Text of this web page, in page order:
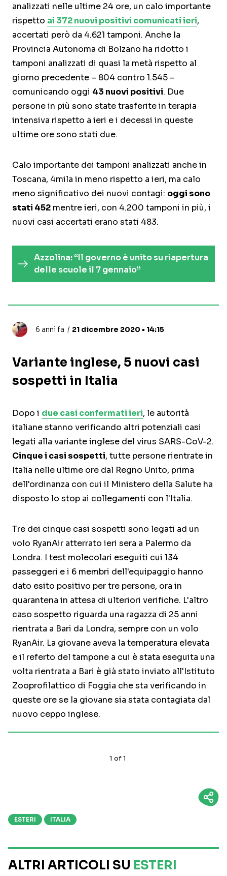
analizzati nelle ultime 24 ore, un calo importante
rispetto ai 372 nuovi positivi comunicati ieri,
accertati però da 4.621 tamponi. Anche la
Provincia Autonoma di Bolzano ha ridotto i
tamponi analizzati di quasi la metà rispetto al
giorno precedente – 804 contro 1.545 –
comunicando oggi 43 nuovi positivi. Due
persone in più sono state trasferite in terapia
intensiva rispetto a ieri e i decessi in queste
ultime ore sono stati due.
Calo importante dei tamponi analizzati anche in
Toscana, 4mila in meno rispetto a ieri, ma calo
meno significativo dei nuovi contagi: oggi sono
stati 452 mentre ieri, con 4.200 tamponi in più, i
nuovi casi accertati erano stati 483.
Azzolina: “Il governo è unito su riapertura
delle scuole il 7 gennaio”
6 anni fa 21 dicembre 2020 • 14:15
Variante inglese, 5 nuovi casi
sospetti in Italia
Dopo i due casi confermati ieri, le autorità
italiane stanno verificando altri potenziali casi
legati alla variante inglese del virus SARS-CoV-2.
Cinque i casi sospetti, tutte persone rientrate in
Italia nelle ultime ore dal Regno Unito, prima
dell'ordinanza con cui il Ministero della Salute ha
disposto lo stop ai collegamenti con l'Italia.
Tre dei cinque casi sospetti sono legati ad un
volo RyanAir atterrato ieri sera a Palermo da
Londra. I test molecolari eseguiti cui 134
passeggeri e i 6 membri dell'equipaggio hanno
dato esito positivo per tre persone, ora in
quarantena in attesa di ulteriori verifiche. L'altro
caso sospetto riguarda una ragazza di 25 anni
rientrata a Bari da Londra, sempre con un volo
RyanAir. La giovane aveva la temperatura elevata
e il referto del tampone a cui è stata eseguita una
volta rientrata a Bari è già stato inviato all'Istituto
Zooprofilattico di Foggia che sta verificando in
queste ore se la giovane sia stata contagiata dal
nuovo ceppo inglese.
1 of1
ESTERI ITALIA
ALTRI ARTICOLI SU ESTERI